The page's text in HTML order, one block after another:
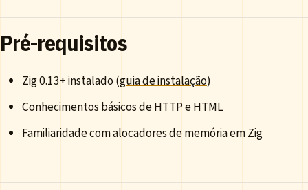
Pré-requisitos
Zig 0.13+ instalado (guia de instalação)
Conhecimentos básicos de HTTP e HTML
Familiaridade comalocadores de memória em Zig